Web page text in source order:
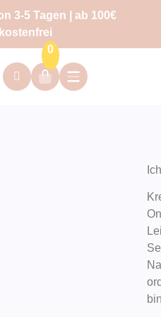
3-5 Tagen | ab 100€
0